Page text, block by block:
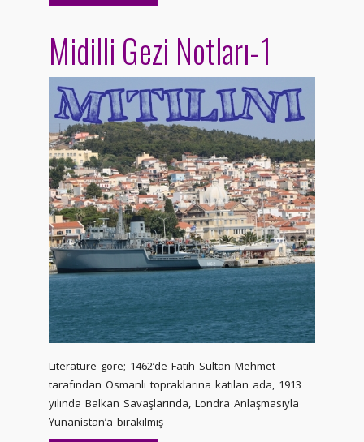
Midilli Gezi Notları-1
Literatüre göre; 1462’de Fatih Sultan Mehmet
tarafından Osmanlı topraklarına katılan ada, 1913
yılında Balkan Savaşlarında, Londra Anlaşmasıyla
Yunanistan’a bırakılmış